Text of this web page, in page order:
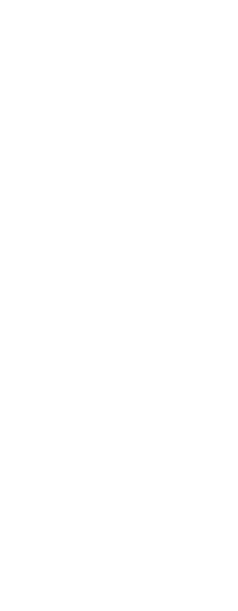
Grey Pink
Black черные